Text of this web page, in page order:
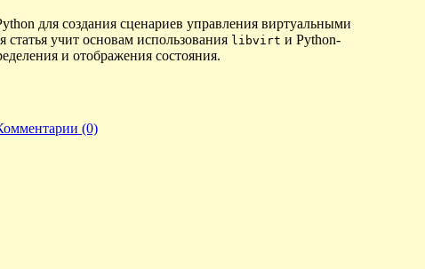
для создания сценариев управления виртуальными
учит основам использования libvirt и Python-
и отображения состояния.
(0)